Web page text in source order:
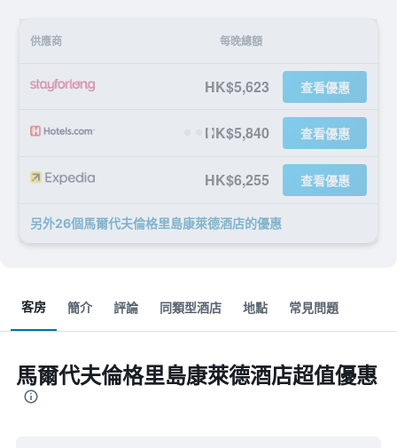
供應商 每晚總額
HK$5,623 查看優惠
HK$5,840 查看優惠
HK$6,255 查看優惠
另外26個馬爾代夫倫格里島康萊德酒店​的優惠
客房 簡介 評論 同類型酒店 地點 常見問題
馬爾代夫倫格里島康萊德酒店超值優惠